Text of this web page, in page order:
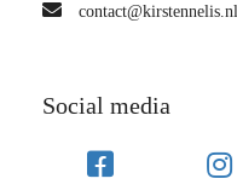
contact@kirstennelis.nl
Social media